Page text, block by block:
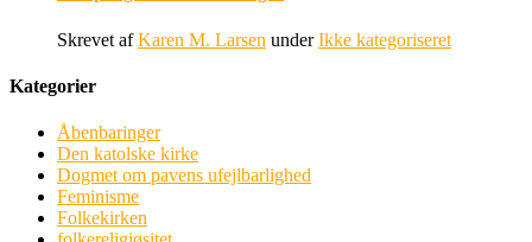
Skrevet afKaren M. Larsen underIkke kategoriseret
Kategorier
Åbenbaringer
Den katolske kirke
Dogmet om pavens ufejlbarlighed
Feminisme
Folkekirken